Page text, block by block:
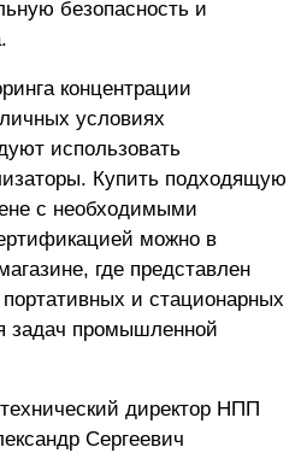
безопасность и
концентрации
условиях
использовать
Купить подходящую
с необходимыми
можно в
где представлен
и стационарных
задач промышленной
директор НПП
Сергеевич